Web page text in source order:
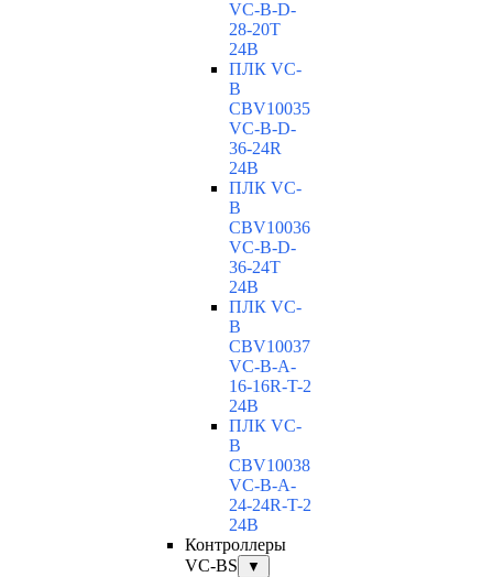
VC-В-D-
28-20T
24В
ПЛК VC-
B
CBV10035
VC-В-D-
36-24R
24В
ПЛК VC-
B
CBV10036
VC-В-D-
36-24T
24В
ПЛК VC-
B
CBV10037
VC-В-A-
16-16R-T-2
24В
ПЛК VC-
B
CBV10038
VC-В-A-
24-24R-T-2
24В
Контроллеры
VC-BS
▼